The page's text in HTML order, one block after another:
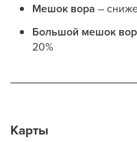
Мешок вора –
Большой мешок
20%
Карты